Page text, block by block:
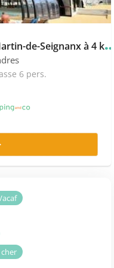
famille. Il propose
de camping : location
animations,
le regretterez pas !
parmi 22 séjours en
les sites suivants :
amping Lou P'tit Poun (Saint-
6 pers.